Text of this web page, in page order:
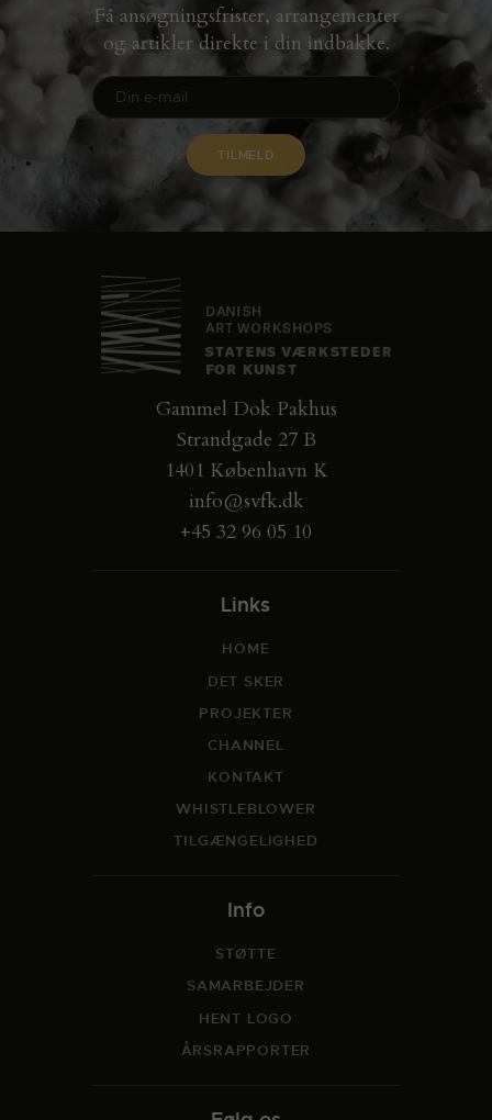
Få ansøgningsfrister, arrangementer
og artikler direkte i din indbakke.
Gammel Dok Pakhus
Strandgade 27 B
1401 København K
info@svfk.dk
+45 32 96 05 10
Links
HOME
DET SKER
PROJEKTER
CHANNEL
KONTAKT
WHISTLEBLOWER
TILGÆNGELIGHED
Info
STØTTE
SAMARBEJDER
HENT LOGO
ÅRSRAPPORTER